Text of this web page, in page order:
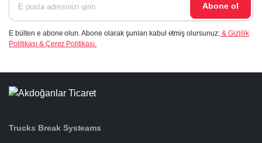
Abone ol
E bülten e abone olun. Abone olarak şunları kabul etmiş olursunuz: & Gizlilik
Politikası & Çerez Politikası.
Trucks Break Systeams